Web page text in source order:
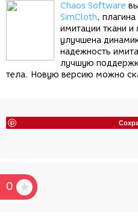
Chaos Software
SimCloth,
имитации ткани
улучшена
надежность
лучшую
тела. Новую версию можно
0